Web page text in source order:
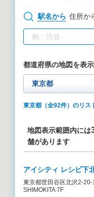
駅名から 住所か
都道府県の地図を表
東京都（全92件）のリス
地図表示範囲内には
舗があります
アイシティ レシピ下
東京都世田谷区北沢2-
SHIMOKITA 7F